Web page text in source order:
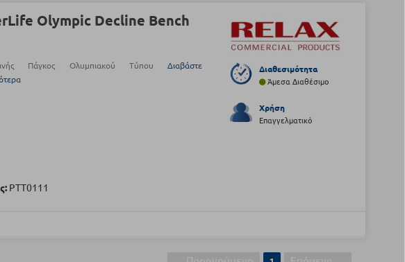
Olympic Decline Bench
Πάγκος Ολυμπιακού Τύπου Διαβάστε
PTT0111
Διαθεσιμότητα
Άμεσα Διαθέσιμο
Χρήση
Επαγγελματικό